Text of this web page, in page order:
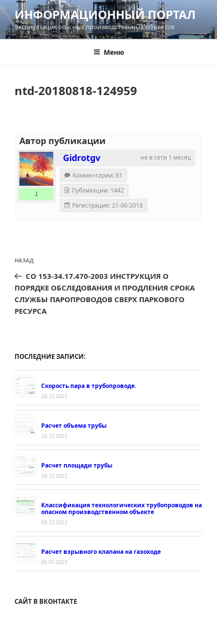
Перейти
содержимому
ИНФОРМАЦИОННЫЙ ПОРТАЛ
Эксплуатация опасных производственных объектов
Меню
ntd-20180818-124959
Автор публикации
не в сети 1 месяц
Gidrotgv
1
Комментарии: 81
Публикации: 1442
Регистрация: 21-06-2018
Навигация
записям
Предыдущая
запись:
НАЗАД
СО 153-34.17.470-2003 ИНСТРУКЦИЯ О
ПОРЯДКЕ ОБСЛЕДОВАНИЯ И ПРОДЛЕНИЯ СРОКА
СЛУЖБЫ ПАРОПРОВОДОВ СВЕРХ ПАРКОВОГО
РЕСУРСА
ПОСЛЕДНИЕ ЗАПИСИ:
Скорость пара в трубопроводе.
28.12.2022
Расчет объема трубы
26.12.2022
Расчет площади трубы
26.12.2022
Классификация технологических трубопроводов на
опасном производственном объекте
08.12.2022
Расчет взрывного клапана на газоходе
06.07.2022
САЙТ В ВКОНТАКТЕ